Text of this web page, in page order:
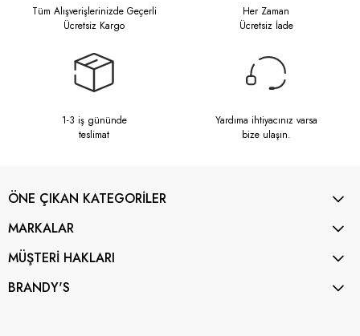
Tüm Alışverişlerinizde Geçerli
Ücretsiz Kargo
Her Zaman
Ücretsiz İade
1-3 iş gününde
teslimat
Yardıma ihtiyacınız varsa
bize ulaşın.
ÖNE ÇIKAN KATEGORİLER
MARKALAR
MÜŞTERİ HAKLARI
BRANDY'S